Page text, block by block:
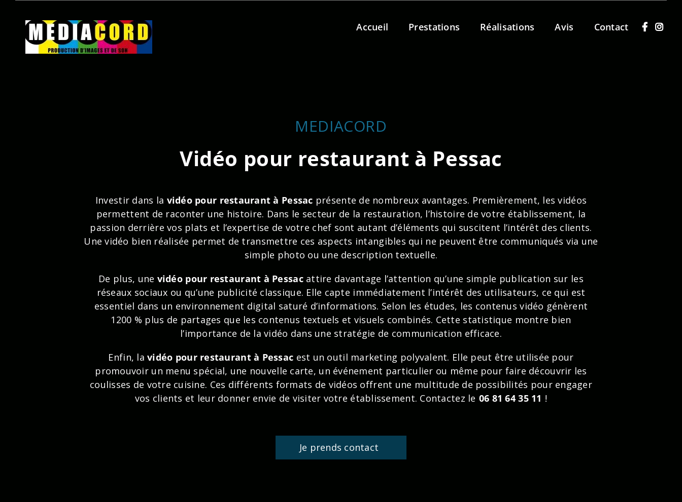
contenu
Accueil Prestations Réalisations Avis Contact
MEDIACORD
Vidéo pour restaurant à Pessac
Investir dans la vidéo pour restaurant à Pessac présente de nombreux avantages. Premièrement, les vidéos
permettent de raconter une histoire. Dans le secteur de la restauration, l’histoire de votre établissement, la
passion derrière vos plats et l’expertise de votre chef sont autant d’éléments qui suscitent l’intérêt des clients.
Une vidéo bien réalisée permet de transmettre ces aspects intangibles qui ne peuvent être communiqués via une
simple photo ou une description textuelle.
De plus, une vidéo pour restaurant à Pessacattire davantage l’attention qu’une simple publication sur les
réseaux sociaux ou qu’une publicité classique. Elle capte immédiatement l’intérêt des utilisateurs, ce qui est
essentiel dans un environnement digital saturé d’informations. Selon les études, les contenus vidéo génèrent
1200 % plus de partages que les contenus textuels et visuels combinés. Cette statistique montre bien
l’importance de la vidéo dans une stratégie de communication efficace.
Enfin, lavidéo pour restaurant à Pessac est un outil marketing polyvalent. Elle peut être utilisée pour
promouvoir un menu spécial, une nouvelle carte, un événement particulier ou même pour faire découvrir les
coulisses de votre cuisine. Ces différents formats de vidéos offrent une multitude de possibilités pour engager
vos clients et leur donner envie de visiter votre établissement. Contactez le 06 81 64 35 11 !
Je prends contact